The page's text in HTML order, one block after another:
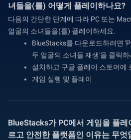
녀들을(를) 어떻게 플레이하나요?
다음의 간단한 단계에 따라 PC 또는
얼굴의 소녀들을(를) 플레이하세요.
BlueStacks를 다운로드하려면
두 얼굴의 소녀들 재생'을 클릭하
설치하고 구글 플레이 스토어에
게임 실행 및 플레이
BlueStacks가 PC에서 게임을 플
르고 안전한 플랫폼인 이유는 무엇